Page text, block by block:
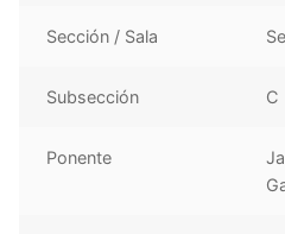
Sección / Sala
Subsección C
Ponente